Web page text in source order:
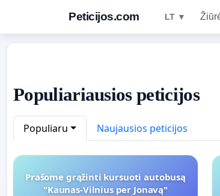
Peticijos.com LT ▼
Populiariausios peticijos
Populiaru Naujausios peticijos
Prašome grąžinti kursuoti autobusą
"Kaunas-Vilnius per Jonavą"